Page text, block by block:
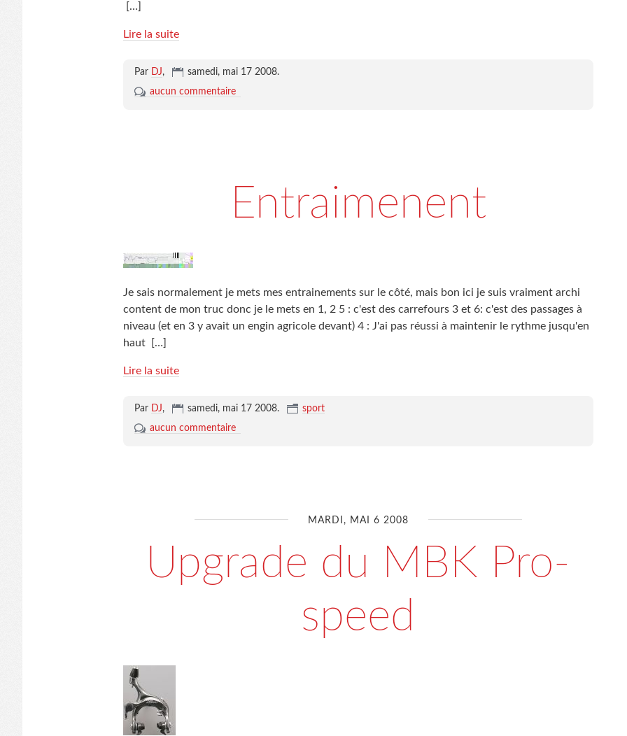
[…]
Lire la suite
Par DJ, samedi, mai 17 2008.
aucun commentaire
Entraimenent
Je sais normalement je mets mes entrainements sur le côté, mais bon ici je suis vraiment archi
content de mon truc donc je le mets en 1, 2 5 : c'est des carrefours 3 et 6: c'est des passages à
niveau (et en 3 y avait un engin agricole devant) 4 : J'ai pas réussi à maintenir le rythme jusqu'en
haut
[…]
Lire la suite
Par DJ, samedi, mai 17 2008.
sport
aucun commentaire
MARDI, MAI 6 2008
Upgrade du MBK Pro-
speed